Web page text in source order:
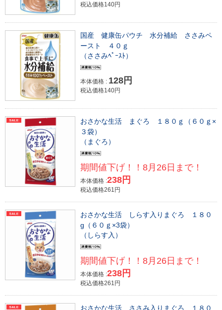
税込価格140円
国産 健康缶パウチ 水分補給 ささみペ
ースト ４０ｇ
（ささみﾍﾟｰｽﾄ）
本体価格 : 128円
税込価格140円
おさかな生活 まぐろ １８０ｇ（６０ｇ×
３袋）
（まぐろ）
期間値下げ！！8月26日まで！
本体価格 :238円
税込価格261円
おさかな生活 しらす入りまぐろ １８０
g（６０ｇ×3袋）
（しらす入）
期間値下げ！！8月26日まで！
本体価格 :238円
税込価格261円
おさかな生活 ささみ入りまぐろ １８０